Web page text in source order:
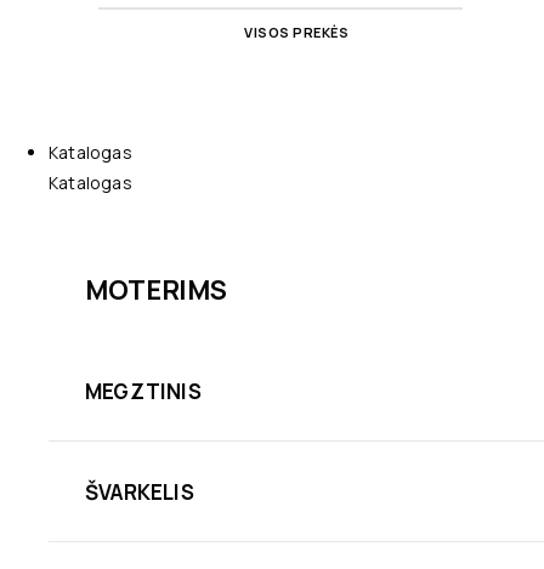
VISOS PREKĖS
Katalogas
Katalogas
MOTERIMS
MEGZTINIS
ŠVARKELIS